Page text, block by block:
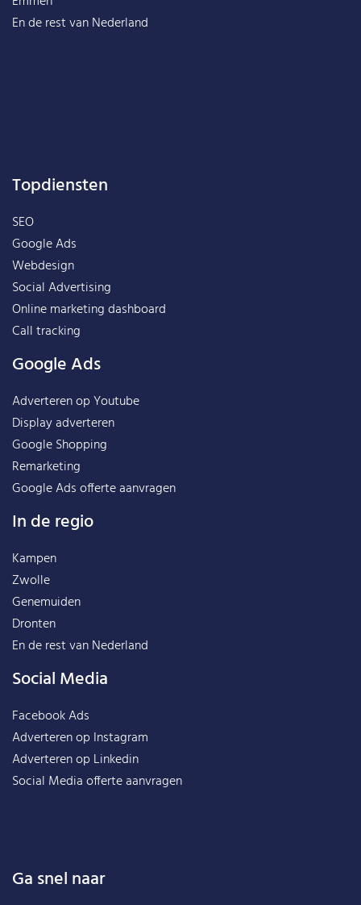
En de rest vanNederland
Topdiensten
SEO
Google Ads
Webdesign
Social Advertising
Online marketing dashboard
Call tracking
Google Ads
Adverteren op Youtube
Display adverteren
Google Shopping
Remarketing
Google Ads offerte aanvragen
In de regio
Kampen
Zwolle
Genemuiden
Dronten
En de rest vanNederland
Social Media
Facebook Ads
Adverteren op Instagram
Adverteren op Linkedin
Social Media offerte aanvragen
Ga snel naar